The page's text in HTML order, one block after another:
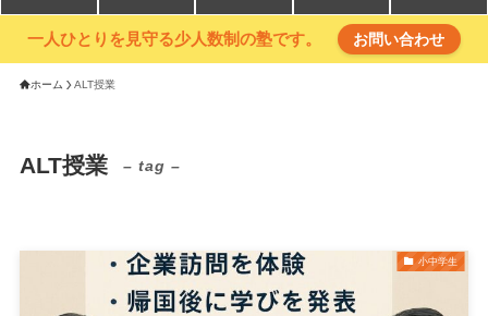
一人ひとりを見守る少人数制の塾です。 お問い合わせ
ホーム ALT授業
ALT授業 – tag –
小中学生